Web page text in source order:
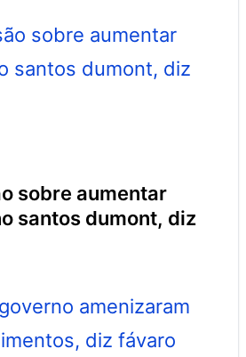
santos dumont, diz